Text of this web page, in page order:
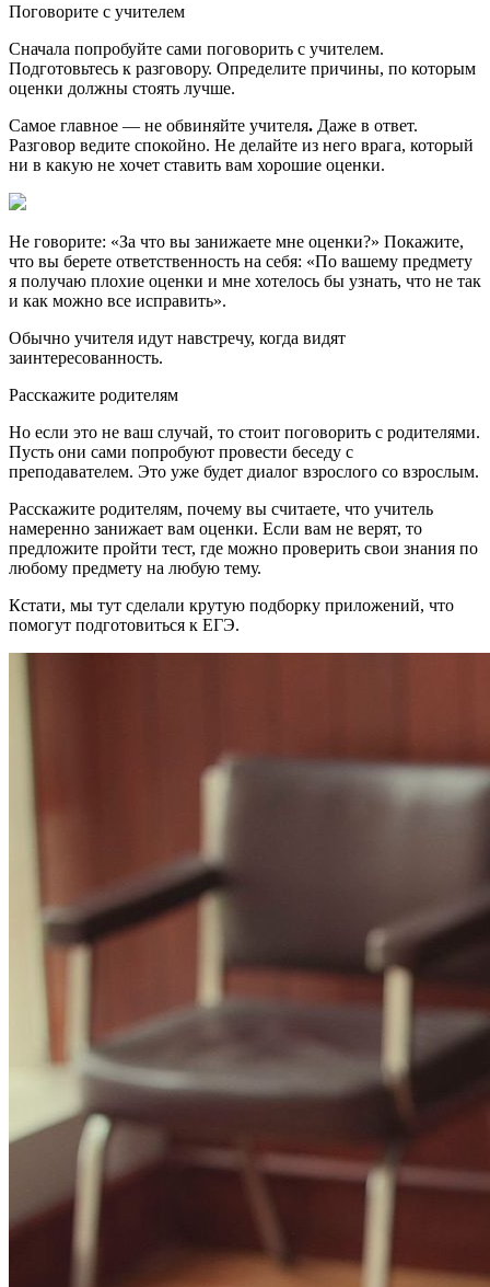
Поговорите с учителем
Сначала попробуйте сами поговорить с учителем.
Подготовьтесь к разговору. Определите причины, по которым
оценки должны стоять лучше.
Самое главное — не обвиняйте учителя. Даже в ответ.
Разговор ведите спокойно. Не делайте из него врага, который
ни в какую не хочет ставить вам хорошие оценки.
Не говорите: «За что вы занижаете мне оценки?» Покажите,
что вы берете ответственность на себя: «По вашему предмету
я получаю плохие оценки и мне хотелось бы узнать, что не так
и как можно все исправить».
Обычно учителя идут навстречу, когда видят
заинтересованность.
Расскажите родителям
Но если это не ваш случай, то стоит поговорить с родителями.
Пусть они сами попробуют провести беседу с
преподавателем. Это уже будет диалог взрослого со взрослым.
Расскажите родителям, почему вы считаете, что учитель
намеренно занижает вам оценки. Если вам не верят, то
предложите пройти тест, где можно проверить свои знания по
любому предмету на любую тему.
Кстати, мы тут сделали крутую подборку приложений, что
помогут подготовиться к ЕГЭ.